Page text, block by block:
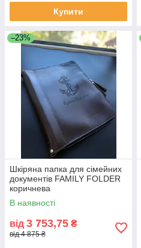
Купити
–23%
Шкіряна папка для сімейних
документів FAMILY FOLDER
коричнева
В наявності
від 3 753,75 ₴
від 4 875 ₴